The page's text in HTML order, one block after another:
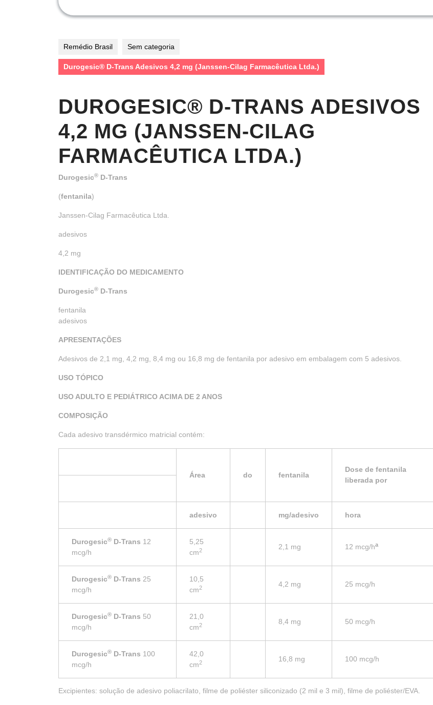
Remédio Brasil Sem categoria
Durogesic® D-Trans Adesivos 4,2 mg (Janssen-Cilag Farmacêutica Ltda.)
DUROGESIC® D-TRANS ADESIVOS
4,2 MG (JANSSEN-CILAG
FARMACÊUTICA LTDA.)
Durogesic® D-Trans
(fentanila)
Janssen-Cilag Farmacêutica Ltda.
adesivos
4,2 mg
IDENTIFICAÇÃO DO MEDICAMENTO
Durogesic® D-Trans
fentanila
adesivos
APRESENTAÇÕES
Adesivos de 2,1 mg, 4,2 mg, 8,4 mg ou 16,8 mg de fentanila por adesivo em embalagem com 5 adesivos.
USO TÓPICO
USO ADULTO E PEDIÁTRICO ACIMA DE 2 ANOS
COMPOSIÇÃO
Cada adesivo transdérmico matricial contém:
Área do fentanila
Dose de fentanila
liberada por
adesivo mg/adesivo hora
Durogesic® D-Trans 12
mcg/h
5,25
cm2 2,1 mg 12 mcg/ha
Durogesic® D-Trans 25
mcg/h
10,5
cm2 4,2 mg 25 mcg/h
Durogesic® D-Trans 50
mcg/h
21,0
cm2 8,4 mg 50 mcg/h
Durogesic® D-Trans 100
mcg/h
42,0
cm2 16,8 mg 100 mcg/h
Excipientes: solução de adesivo poliacrilato, filme de poliéster siliconizado (2 mil e 3 mil), filme de poliéster/EVA.